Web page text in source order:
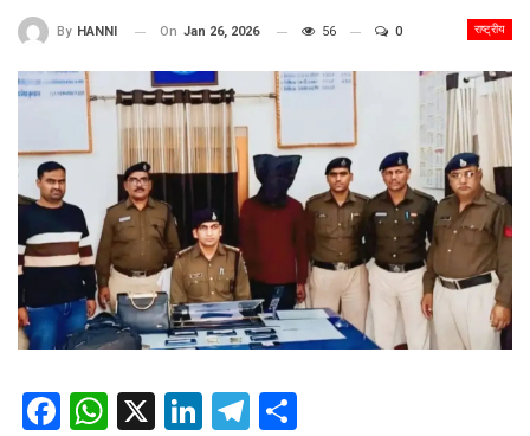
राष्ट्रीय
By HANNI On Jan 26, 2026 56 0
Facebook
WhatsApp
X LinkedIn
Telegram